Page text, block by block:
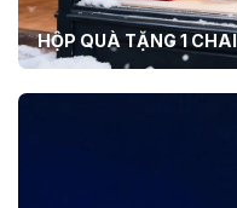
HỘP QUÀ TẶNG 1 CHAI